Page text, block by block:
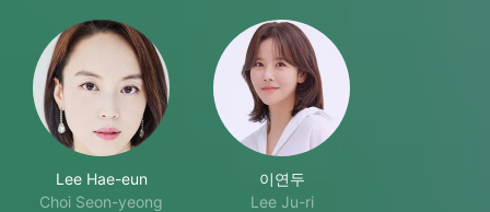
Lee Hae-eun
Choi Seon-yeong
이연두
Lee Ju-ri